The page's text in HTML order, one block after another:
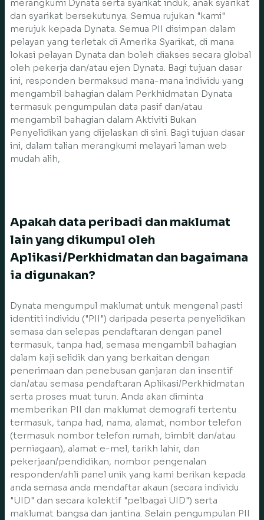
merangkumi Dynata serta syarikat induk, anak syarikat
dan syarikat bersekutunya. Semua rujukan "kami"
merujuk kepada Dynata. Semua PII disimpan dalam
pelayan yang terletak di Amerika Syarikat, di mana
lokasi pelayan Dynata dan boleh diakses secara global
oleh pekerja dan/atau ejen Dynata. Bagi tujuan dasar
ini, responden bermaksud mana-mana individu yang
mengambil bahagian dalam Perkhidmatan Dynata
termasuk pengumpulan data pasif dan/atau
mengambil bahagian dalam Aktiviti Bukan
Penyelidikan yang dijelaskan di sini. Bagi tujuan dasar
ini, dalam talian merangkumi melayari laman web
mudah alih,
Apakah data peribadi dan maklumat
lain yang dikumpul oleh
Aplikasi/Perkhidmatan dan bagaimana
ia digunakan?
Dynata mengumpul maklumat untuk mengenal pasti
identiti individu ("PII") daripada peserta penyelidikan
semasa dan selepas pendaftaran dengan panel
termasuk, tanpa had, semasa mengambil bahagian
dalam kaji selidik dan yang berkaitan dengan
penerimaan dan penebusan ganjaran dan insentif
dan/atau semasa pendaftaran Aplikasi/Perkhidmatan
serta proses muat turun. Anda akan diminta
memberikan PII dan maklumat demografi tertentu
termasuk, tanpa had, nama, alamat, nombor telefon
(termasuk nombor telefon rumah, bimbit dan/atau
perniagaan), alamat e-mel, tarikh lahir, dan
pekerjaan/pendidikan, nombor pengenalan
responden/ahli panel unik yang kami berikan kepada
anda semasa anda mendaftar akaun (secara individu
"UID" dan secara kolektif "pelbagai UID") serta
maklumat bangsa dan jantina. Selain pengumpulan PII